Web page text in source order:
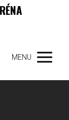
MENU